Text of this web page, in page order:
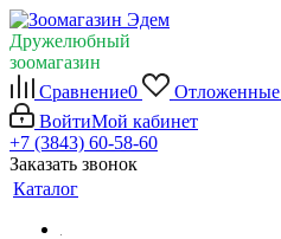
Дружелюбный
зоомагазин
Сравнение0 Отложенные
ВойтиМой кабинет
+7 (3843) 60-58-60
Заказать звонок
Каталог